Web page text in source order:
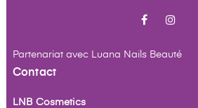
Facebook
Partenariat avec Luana Nails Beauté
Contact
LNB Cosmetics